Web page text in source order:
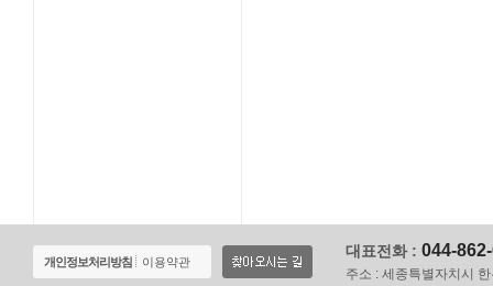
개인정보처리방침 이용약관
대표전화 : 044-
주소 : 세종특별자치시